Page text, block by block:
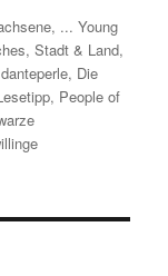
, ... Young
,Stadt & Land,
danteperle, Die
, People of